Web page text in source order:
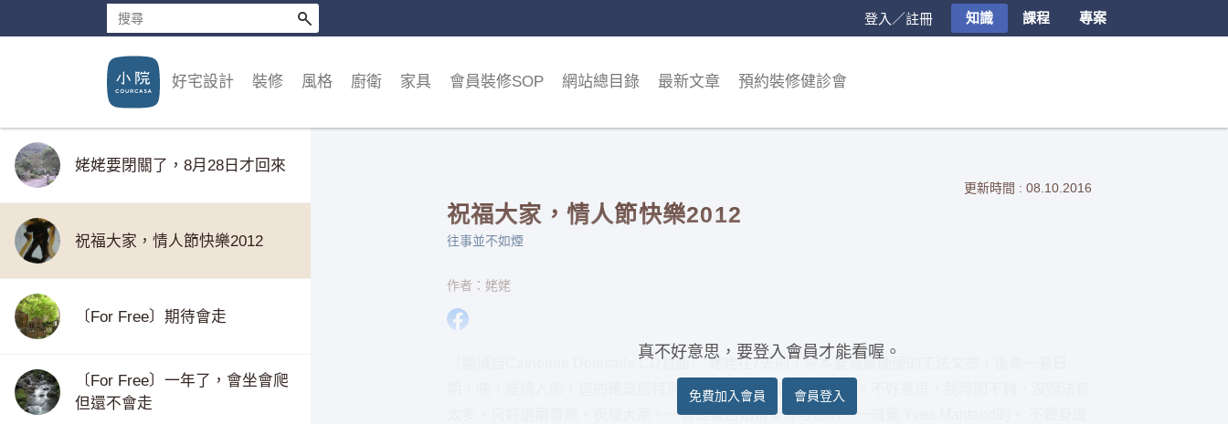
登入／註冊 知識 課程 專案
好宅設計 裝修 風格 廚衛 家具 會員裝修SOP 網站總目錄 最新文章 預約裝修健診會
但又想小小記錄一下自己的淪落
姥姥出關了／順便記一下修行心
無罣礙的內觀法
姥姥要閉關了，8月28日才回來
祝福大家，情人節快樂2012
〔For Free〕期待會走
〔For Free〕一年了，會坐會爬
但還不會走
更新時間 : 08.10.2016
祝福大家，情人節快樂2012
往事並不如煙
作者：姥姥
（翻攝自Catherine Delasalle CD封面） 姥姥在7天前，原本要寫篇硬硬的工法文章，後來一看日
期，咦，是情人節！這的確是個特別的日子，就改寫了這篇文章。不好意思，我時間不夠，沒辦法寫
太多，只好選兩首歌，祝福大家。一首是蒙古姑娘黛青塔娜的，一首是 Yves Mantand的。 不管身邊
真不好意思，要登入會員才能看喔。
免費加入會員 會員登入